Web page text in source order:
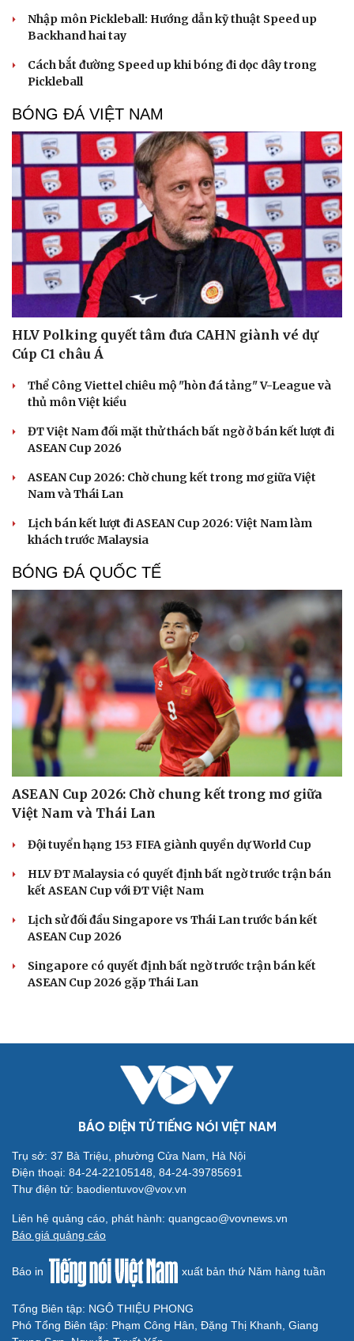
Cải chính
Nhập môn Pickleball: Hướng dẫn kỹ thuật Speed up
Backhand hai tay
Cách bắt đường Speed up khi bóng đi dọc dây trong
Pickleball
BÓNG ĐÁ VIỆT NAM
HLV Polking quyết tâm đưa CAHN giành vé dự
Cúp C1 châu Á
Thể Công Viettel chiêu mộ "hòn đá tảng" V-League và
thủ môn Việt kiều
ĐT Việt Nam đối mặt thử thách bất ngờ ở bán kết lượt đi
ASEAN Cup 2026
ASEAN Cup 2026: Chờ chung kết trong mơ giữa Việt
Nam và Thái Lan
Lịch bán kết lượt đi ASEAN Cup 2026: Việt Nam làm
khách trước Malaysia
BÓNG ĐÁ QUỐC TẾ
ASEAN Cup 2026: Chờ chung kết trong mơ giữa
Việt Nam và Thái Lan
Đội tuyển hạng 153 FIFA giành quyền dự World Cup
HLV ĐT Malaysia có quyết định bất ngờ trước trận bán
kết ASEAN Cup với ĐT Việt Nam
Lịch sử đối đầu Singapore vs Thái Lan trước bán kết
ASEAN Cup 2026
Singapore có quyết định bất ngờ trước trận bán kết
ASEAN Cup 2026 gặp Thái Lan
BÁO ĐIỆN TỬ TIẾNG NÓI VIỆT NAM
Trụ sở: 37 Bà Triệu, phường Cửa Nam, Hà Nội
Điện thoại: 84-24-22105148, 84-24-39785691
Thư điện tử: baodientuvov@vov.vn
Liên hệ quảng cáo, phát hành: quangcao@vovnews.vn
Báo giá quảng cáo
Báo in xuất bản thứ Năm hàng tuần
Tổng Biên tập: NGÔ THIỆU PHONG
Phó Tổng Biên tập: Phạm Công Hân, Đặng Thị Khanh, Giang